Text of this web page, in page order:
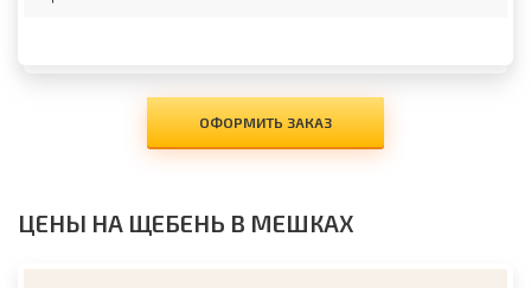
ОФОРМИТЬ ЗАКАЗ
ЦЕНЫ НА ЩЕБЕНЬ В МЕШКАХ